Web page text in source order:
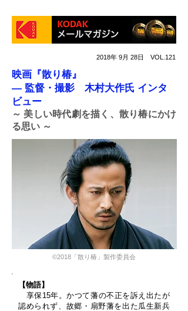
2018年 9月 28日 VOL.121
映画『散り椿』
― 監督・撮影 木村大作氏 インタ
ビュー
～ 美しい時代劇を描く、散り椿にかけ
る思い ～
©2018「散り椿」製作委員会
【物語】
享保15年。かつて藩の不正を訴え出たが
認められず、故郷・扇野藩を出た瓜生新兵